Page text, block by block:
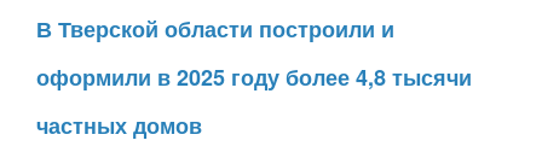
В Тверской области построили и
оформили в 2025 году более 4,8 тысячи
частных домов